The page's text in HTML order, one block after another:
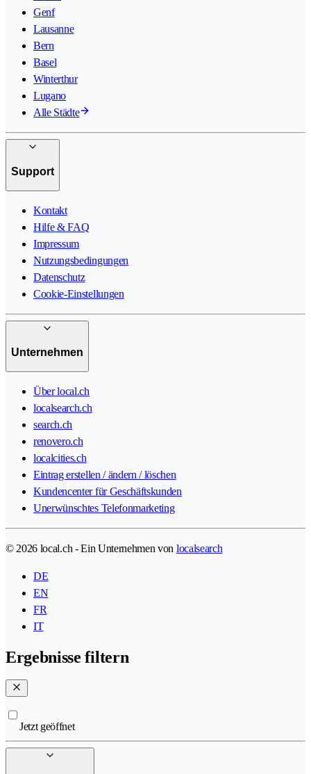
Genf
Lausanne
Bern
Basel
Winterthur
Lugano
Alle Städte
Support
Kontakt
Hilfe & FAQ
Impressum
Nutzungsbedingungen
Datenschutz
Cookie-Einstellungen
Unternehmen
Über local.ch
localsearch.ch
search.ch
renovero.ch
localcities.ch
Eintrag erstellen / ändern / löschen
Kundencenter für Geschäftskunden
Unerwünschtes Telefonmarketing
© 2026 local.ch - Ein Unternehmen von localsearch
DE
EN
FR
IT
Ergebnisse filtern
Jetzt geöffnet